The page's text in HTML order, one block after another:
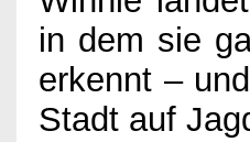
in dem sie
erkennt –
Stadt auf